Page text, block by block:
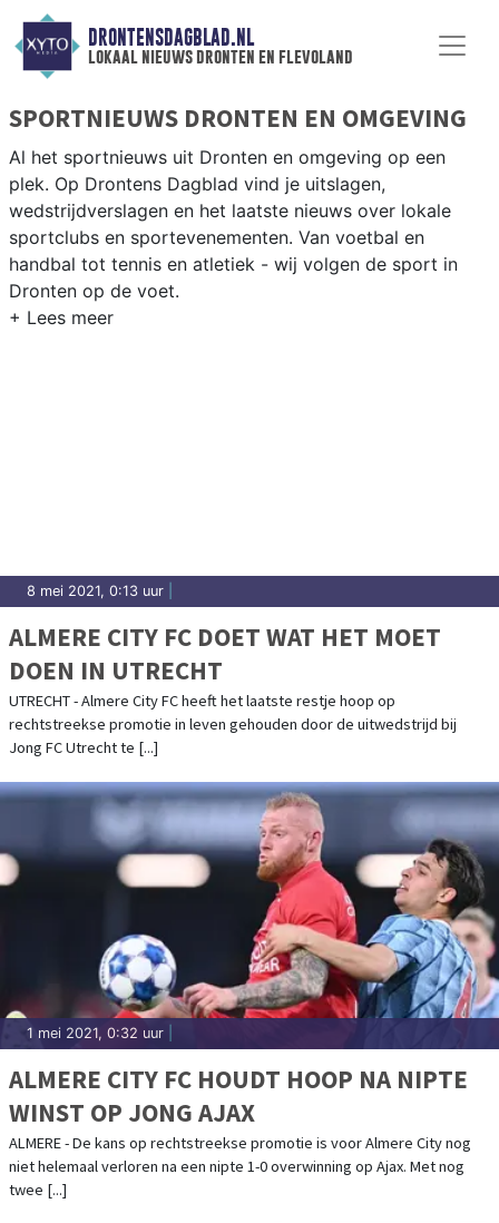
DRONTENSDAGBLAD.NL
lokaal nieuws dronten en flevoland
SPORTNIEUWS DRONTEN EN OMGEVING
Al het sportnieuws uit Dronten en omgeving op een
plek. Op Drontens Dagblad vind je uitslagen,
wedstrijdverslagen en het laatste nieuws over lokale
sportclubs en sportevenementen. Van voetbal en
handbal tot tennis en atletiek - wij volgen de sport in
Dronten op de voet.
8 mei 2021, 0:13 uur
ALMERE CITY FC DOET WAT HET MOET
DOEN IN UTRECHT
UTRECHT - Almere City FC heeft het laatste restje hoop op
rechtstreekse promotie in leven gehouden door de uitwedstrijd bij
Jong FC Utrecht te [...]
1 mei 2021, 0:32 uur
ALMERE CITY FC HOUDT HOOP NA NIPTE
WINST OP JONG AJAX
ALMERE - De kans op rechtstreekse promotie is voor Almere City nog
niet helemaal verloren na een nipte 1-0 overwinning op Ajax. Met nog
twee [...]